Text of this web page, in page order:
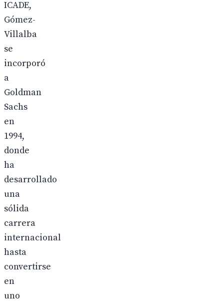
ICADE,
Gómez-
Villalba
se
incorporó
a
Goldman
Sachs
en
1994,
donde
ha
desarrollado
una
sólida
carrera
internacional
hasta
convertirse
en
uno